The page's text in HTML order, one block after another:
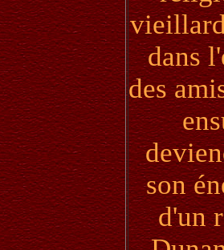
dans
des
son
d'un